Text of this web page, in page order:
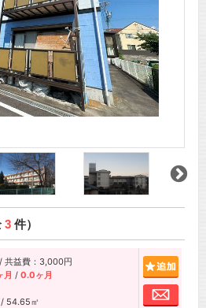
3件）
/ 共益費：3,000円
月 / 0.0ヶ月
54.65㎡
お問